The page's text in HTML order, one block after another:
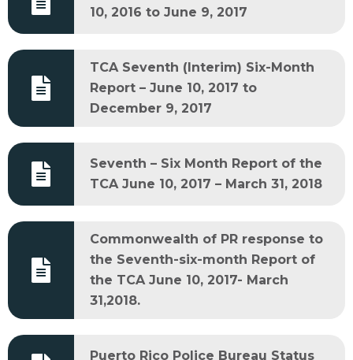
10, 2016 to June 9, 2017
TCA Seventh (Interim) Six-Month
Report – June 10, 2017 to
December 9, 2017
Seventh – Six Month Report of the
TCA June 10, 2017 – March 31, 2018
Commonwealth of PR response to
the Seventh-six-month Report of
the TCA June 10, 2017- March
31,2018.
Puerto Rico Police Bureau Status